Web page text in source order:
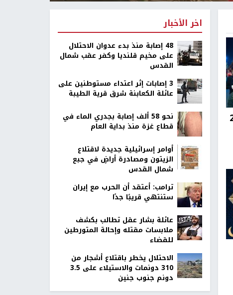
اخر الأخبار
48 إصابة منذ بدء عدوان الاحتلال
على مخيم قلنديا وكفر عقب شمال
القدس
‏3 إصابات إثر اعتداء مستوطنين على
عائلة الكعابنة شرق قرية الطيبة
نحو 58 ألف إصابة بجدري الماء في
قطاع غزة منذ بداية العام
أوامر إسرائيلية جديدة لاقتلاع
الزيتون ومصادرة أراضٍ في جبع
شمال القدس
ترامب: أعتقد أن الحرب مع إيران
ستنتهي قريبًا جدًا
عائلة بشار عقل تطالب بكشف
ملابسات مقتله وإحالة المتورطين
للقضاء
الاحتلال يخطر باقتلاع أشجار من
310 دونمات والاستيلاء على 3.5
دونم جنوب جنين